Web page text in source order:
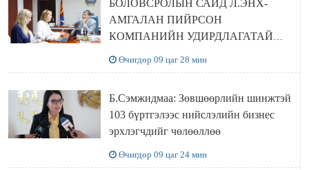
БОЛОВСРОЛЫН САЙД Л.ЭНХ-
АМГАЛАН ПИЙРСОН
КОМПАНИЙН УДИРДЛАГАТАЙ
Өчигдөр 09 цаг 28 мин
Б.Сэмжидмаа: Зөвшөөрлийн шинжтэй
103 бүртгэлээс нийслэлийн бизнес
эрхлэгчдийг чөлөөллөө
Өчигдөр 09 цаг 24 мин